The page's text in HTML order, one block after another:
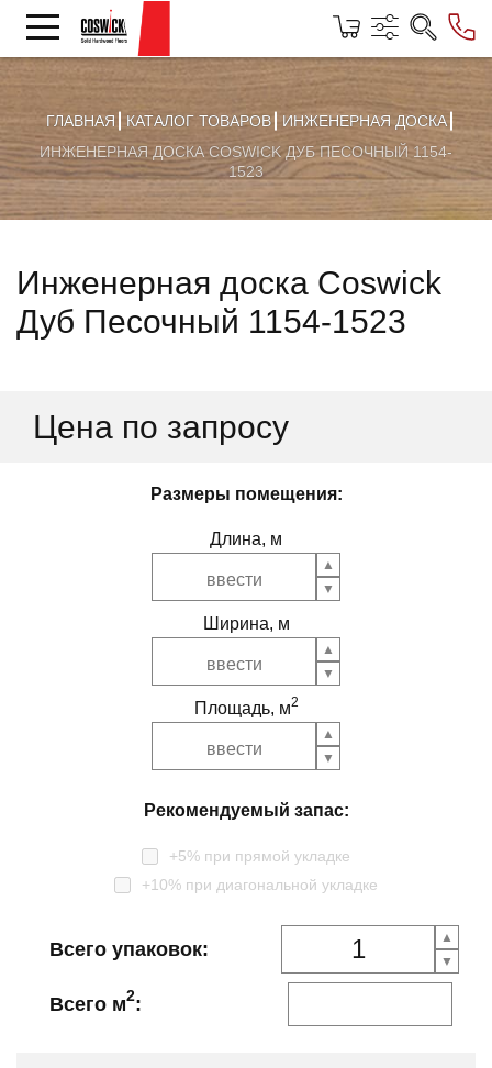
ГЛАВНАЯ КАТАЛОГ ТОВАРОВ
ИНЖЕНЕРНАЯ ДОСКА
ИНЖЕНЕРНАЯ ДОСКА COSWICK ДУБ ПЕСОЧНЫЙ 1154-
1523
Инженерная доска Coswick
Дуб Песочный 1154-1523
Цена по запросу
Размеры помещения:
Длина, м
Ширина, м
Площадь, м2
Рекомендуемый запас:
+5% при прямой укладке
+10% при диагональной укладке
Всего упаковок:
Всего м2: